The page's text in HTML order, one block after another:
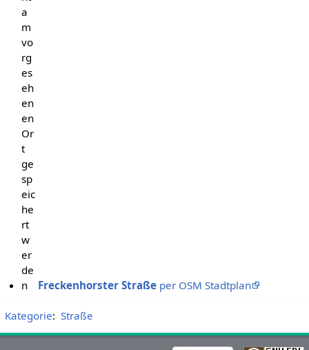
a
m
vo
rg
es
eh
en
en
Or
t
ge
sp
eic
he
rt
w
er
de
n
Freckenhorster Straße per OSM Stadtplan
Kategorie: Straße